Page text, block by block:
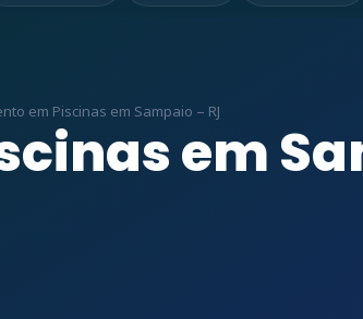
em Piscinas em Sampaio – RJ
em